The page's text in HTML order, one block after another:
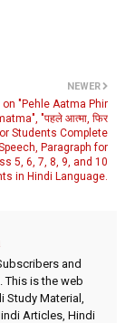
NEWER
on "Pehle Aatma Phir
"पहले आत्मा, फिर
for Students Complete
Paragraph for
5, 6, 7, 8, 9, and 10
in Hindi Language.
and
This is the web
Study Material,
Articles, Hindi